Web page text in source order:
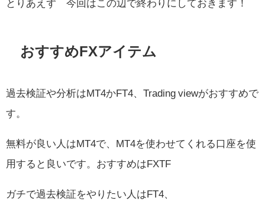
とりあえず 今回はこの辺で終わりにしておきます！
おすすめFXアイテム
過去検証や分析はMT4かFT4、Trading viewがおすすめで
す。
無料が良い人はMT4で、MT4を使わせてくれる口座を使
用すると良いです。おすすめはFXTF
ガチで過去検証をやりたい人はFT4、